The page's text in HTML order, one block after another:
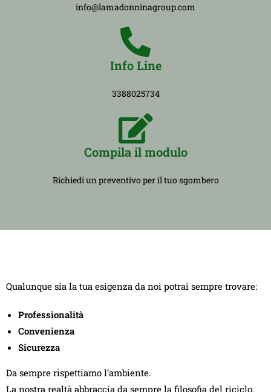
info@lamadonninagroup.com
Info Line
3388025734
Compila il modulo
Richiedi un preventivo per il tuo sgombero
Qualunque sia la tua esigenza da noi potrai sempre trovare:
Professionalità
Convenienza
Sicurezza
Da sempre rispettiamo l’ambiente.
La nostra realtà abbraccia da sempre la filosofia del riciclo,